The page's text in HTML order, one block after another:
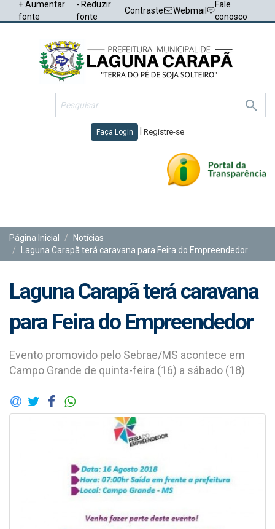
+ Aumentar
fonte
- Reduzir
fonte
Contraste Webmail
Fale
conosco
Faça Login Registre-se
Página Inicial
Notícias
Laguna Carapã terá caravana para Feira do Empreendedor
Laguna Carapã terá caravana
para Feira do Empreendedor
Evento promovido pelo Sebrae/MS acontece em
Campo Grande de quinta-feira (16) a sábado (18)